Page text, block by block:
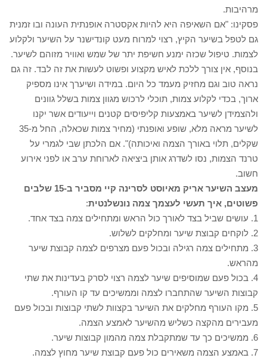
מרהיבות.
פסקינו: "אם השאיפה היא להיות אקסטרה אופנתית העונה ובו זמנית
גם לטפל בשיער הקיץ, רצוי למרוח מעט קונדישנר על השיער ולקלוע
לצמות. טיפול שכזה ימנע חשיפת יתר של שמש ואוויר מזוהם לשיער.
בנוסף, אין צורך ללכת לאיש מקצוע ופשוט לעשות את זה לבד. זה גם
נראה טוב וגם מחזיק מעמד כל היום. במידה ושיערך אינו מספיק
ארוך, בכדי לקלוע צמות, תוכלי לרכוש מגוון צמות בשלל גוונים
ולהצמידן לשיער באמצעות קליפיסים קטנים וייעודים אשר יקנו
לשיער מראה מלא, שופע ואופנתי (מחיר צמות שכאלה, החל מ-35
שקלים, תלוי באורך הצמה ואיכותה)". אם הלכתן שבי לגמרי על
טרנד הצמות, נסו לשדרג אותן ביציאה לארוחת ערב או לפני אירוע
חשוב.
מעצב השיער אריק מאיוסט לסרינה קיי מסביר ב-15 שלבים
פשוטים, איך תעשי לעצמך צמה נונשלנטית:
1. עושים שביל בצד לאורך כול הראש ומתחילים צמה בצד אחד.
2. לוקחים קבוצת שיער ומחלקים לשלוש.
3. מתחילים צמה רגילה ובכול פעם מצרפים לצמה קבוצת שיער
מהראש.
4. בכול פעם שמוסיפים שיער לצמה רצוי לסרק בעדינות את שתי
קבוצות השיער שהתחברו לצמה וממשיכים עד קו העורף.
5. מקו העורף מחלקים את השיער בקצוות לשתי קבוצות ובכול פעם
מעבירים מהקצה כשליש מהשיער לאמצע הצמה.
6. ממשיכים כך עד שמתקבלת צמה מהמון קבוצות שיער.
7. באמצע הצמה משאירים כול פעם קבוצת שיער מחוץ לצמה.